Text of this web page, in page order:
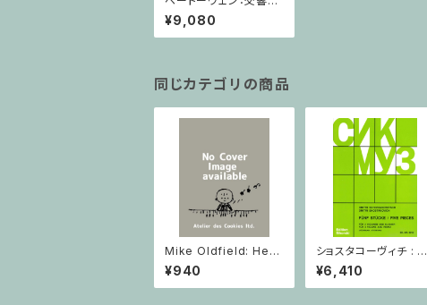
第3番 / フルスコア
¥9,080
同じカテゴリの商品
Mike Oldfield: Herg
est Ridge / ピアノ
¥940
ショスタコーヴィチ : 2
つのヴァイオリンとピア
ノのための 5つの小品 /
ヴァイオリン2とピアノ
¥6,410